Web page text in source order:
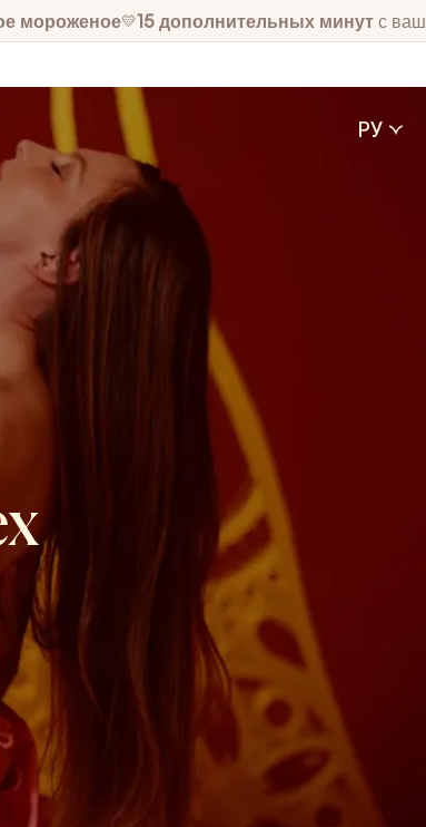
мороженое💛15 дополнительных минут с
РУ